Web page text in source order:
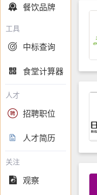
 餐饮品牌
工具
 中标查询
 食堂计算器
人才
 招聘职位
 人才简历
关注
 观察